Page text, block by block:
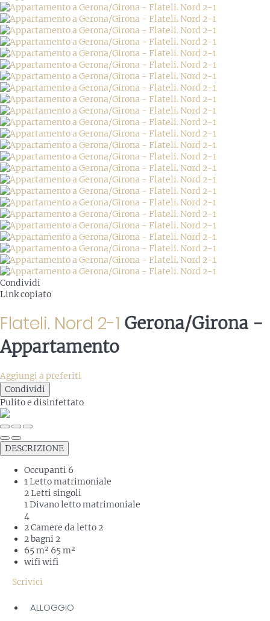
Condividi
Link copiato
Flateli. Nord 2-1 Gerona/Girona -
Appartamento
Aggiungi a preferiti
Condividi
Pulitoe disinfettato
DESCRIZIONE
Occupanti 6
1 Letto matrimoniale
2 Letti singoli
1 Divano letto matrimoniale
4
2 Camere da letto 2
2 bagni 2
65 m² 65 m²
wifiwifi
Scrivici
ALLOGGIO